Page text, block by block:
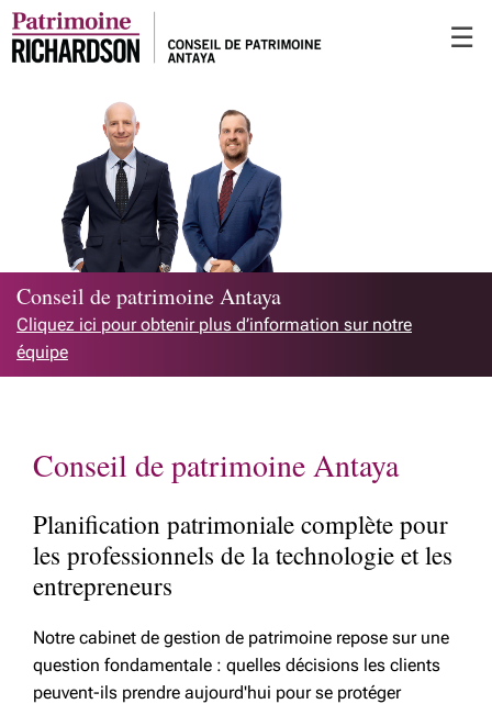
au
☰
Conseil de patrimoine Antaya
Cliquez ici pour obtenir plus d’information sur notre
équipe
Conseil de patrimoine Antaya
Planification patrimoniale complète pour
les professionnels de la technologie et les
entrepreneurs
Notre cabinet de gestion de patrimoine repose sur une
question fondamentale : quelles décisions les clients
peuvent-ils prendre aujourd'hui pour se protéger